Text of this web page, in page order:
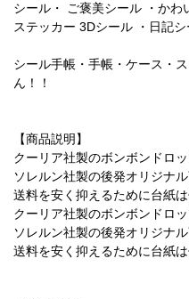
シール・ ご褒美シール ・か
ステッカー 3Dシール ・日記
シール手帳・手帳・ケース・
ん！！
【商品説明】
クーリア社製のボンボンドロ
ソレルン社製の後発オリジナル
送料を安く抑えるために台紙
クーリア社製のボンボンドロ
ソレルン社製の後発オリジナル
送料を安く抑えるために台紙